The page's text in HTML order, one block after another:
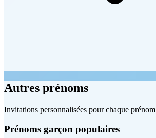
Autres prénoms
Invitations personnalisées pour chaque prénom
Prénoms garçon populaires